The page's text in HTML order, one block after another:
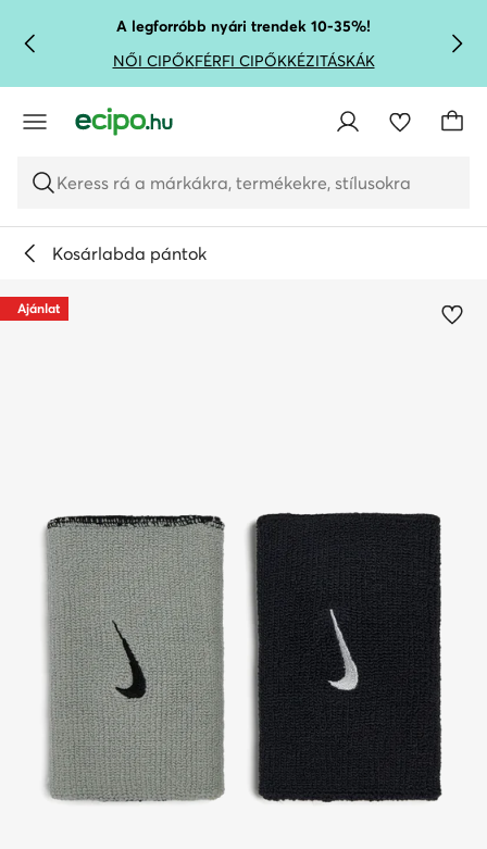
UGRÁS A FŐ TARTALOMRA
UGRÁS A KERESÉSHEZA legforróbb nyári trendek 10-35%!
NŐI CIPŐKFÉRFI CIPŐKKÉZITÁSKÁK
Keress rá a márkákra, termékekre, stílusokra
Kosárlabda pántok
Ajánlat